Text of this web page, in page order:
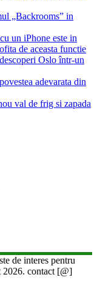
„Backrooms” in
un iPhone este in
de aceasta functie
Oslo într-un
adevarata din
val de frig si zapada
de interes pentru
contact [@]